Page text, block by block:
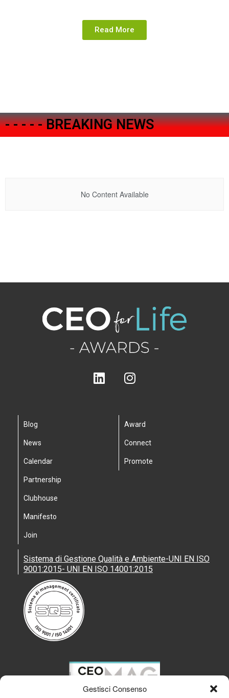
Gestisci Consenso
Read More
- - - - - BREAKING NEWS
No Content Available
Blog
News
Calendar
Partnership
Clubhouse
Manifesto
Join
Award
Connect
Promote
Sistema di Gestione Qualità e Ambiente-UNI EN ISO
9001:2015- UNI EN ISO 14001:2015